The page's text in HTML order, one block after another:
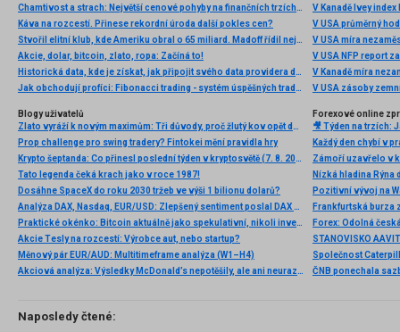
Chamtivost a strach: Největší cenové pohyby na finančních trzích (červenec 2026)
Káva na rozcestí. Přinese rekordní úroda další pokles cen?
Stvořil elitní klub, kde Ameriku obral o 65 miliard. Madoff řídil největší Ponzi dějin
Akcie, dolar, bitcoin, zlato, ropa: Začíná to!
Historická data, kde je získat, jak připojit svého data providera do MultiCharts a proč je budeme potřebovat? (4. díl)
Jak obchodují profíci: Fibonacci trading - systém úspěšných traderů
V Kanadě Ivey index
V USA průměrný
V USA míra
V USA NFP report
V Kanadě míra
V USA zásoby
Blogy uživatelů
Zlato vyráží k novým maximům: Tři důvody, proč žlutý kov opět dominuje
Prop challenge pro swing tradery? Fintokei mění pravidla hry
Krypto šeptanda: Co přinesl poslední týden v kryptosvětě (7. 8. 2026)
Tato legenda čeká krach jako v roce 1987!
Dosáhne SpaceX do roku 2030 tržeb ve výši 1 bilionu dolarů?
Analýza DAX, Nasdaq, EUR/USD: Zlepšený sentiment poslal DAX na nová maxima
Praktické okénko: Bitcoin aktuálně jako spekulativní, nikoli investiční aktivum
Akcie Tesly na rozcestí: Výrobce aut, nebo startup?
Měnový pár EUR/AUD: Multitimeframe analýza (W1–H4)
Akciová analýza: Výsledky McDonald’s nepotěšily, ale ani neurazily. Jakou vizi společnost prezentovala?
Forexové online
Nízká hladina
Pozitivní vývoj na
Frankfurtská burza
Naposledy čtené: